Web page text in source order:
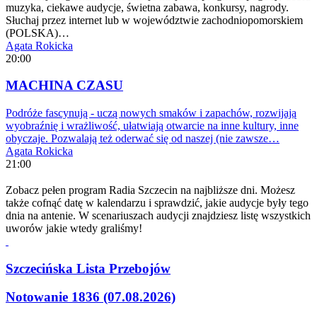
muzyka, ciekawe audycje, świetna zabawa, konkursy, nagrody.
Słuchaj przez internet lub w województwie zachodniopomorskiem
(POLSKA)…
Agata Rokicka
20:00
MACHINA CZASU
Podróże fascynują - uczą nowych smaków i zapachów, rozwijają
wyobraźnię i wrażliwość, ułatwiają otwarcie na inne kultury, inne
obyczaje. Pozwalają też oderwać się od naszej (nie zawsze…
Agata Rokicka
21:00
Zobacz pełen program Radia Szczecin na najbliższe dni. Możesz
także cofnąć datę w kalendarzu i sprawdzić, jakie audycje były tego
dnia na antenie. W scenariuszach audycji znajdziesz listę wszystkich
uworów jakie wtedy graliśmy!
Szczecińska Lista Przebojów
Notowanie 1836 (07.08.2026)